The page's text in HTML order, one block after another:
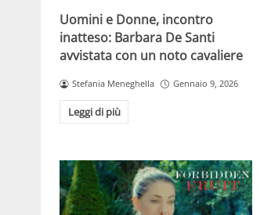
Uomini e Donne, incontro
inatteso: Barbara De Santi
avvistata con un noto cavaliere
Stefania Meneghella Gennaio 9, 2026
Leggi di più